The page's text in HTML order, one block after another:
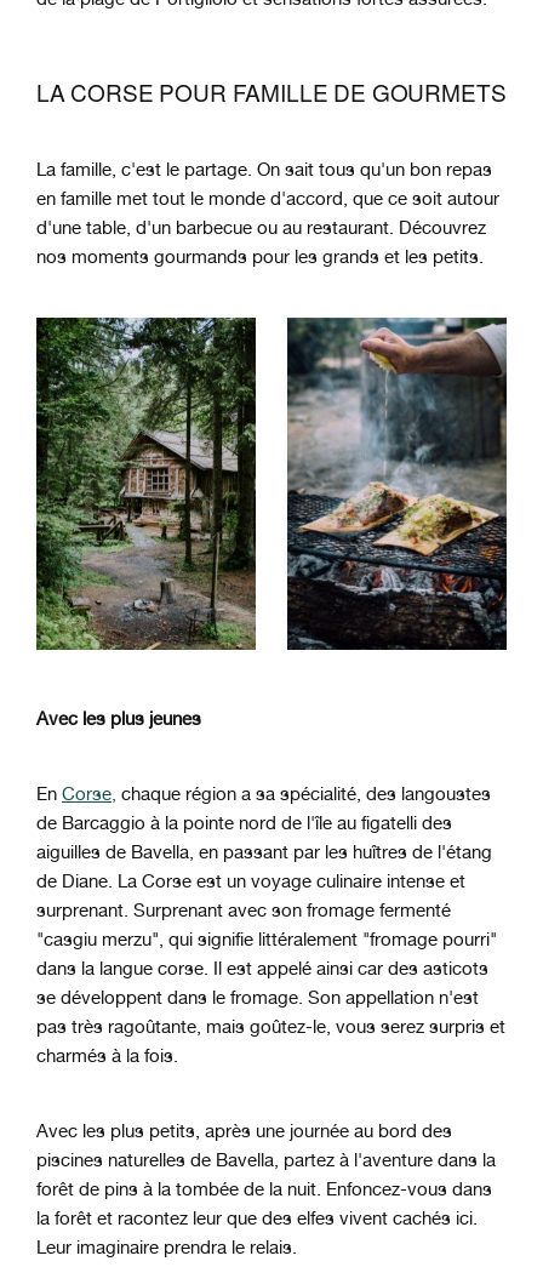
LA CORSE POUR FAMILLE DE GOURMETS
La famille, c'est le partage. On sait tous qu'un bon repas
en famille met tout le monde d'accord, que ce soit autour
d'une table, d'un barbecue ou au restaurant. Découvrez
nos moments gourmands pour les grands et les petits.
Avec les plus jeunes
En Corse, chaque région a sa spécialité, des langoustes
de Barcaggio à la pointe nord de l'île au figatelli des
aiguilles de Bavella, en passant par les huîtres de l'étang
de Diane. La Corse est un voyage culinaire intense et
surprenant. Surprenant avec son fromage fermenté
"casgiu merzu", qui signifie littéralement "fromage pourri"
dans la langue corse. Il est appelé ainsi car des asticots
se développent dans le fromage. Son appellation n'est
pas très ragoûtante, mais goûtez-le, vous serez surpris et
charmés à la fois.
Avec les plus petits, après une journée au bord des
piscines naturelles de Bavella, partez à l'aventure dans la
forêt de pins à la tombée de la nuit. Enfoncez-vous dans
la forêt et racontez leur que des elfes vivent cachés ici.
Leur imaginaire prendra le relais.